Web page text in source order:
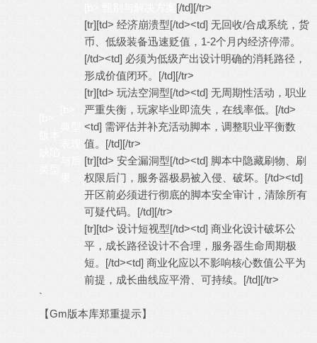
[/td][/tr>
[tr][td> 经济崩溃型[/td><td] 无回收/合成系统，货
币、低级装备迅速贬值，1-2个月内经济停滞。
[/td><td] 必须为低级产出设计明确的消耗路径，
形成价值闭环。[/td][/tr>
[tr][td> 玩法空洞型[/td><td] 无周期性活动，职业
严重失衡，玩家毕业即流失，在线率低。[/td>
<td] 需评估并补充活动脚本，调整职业平衡数
值。[/td][/tr>
[tr][td> 安全漏洞型[/td><td] 脚本中隐藏刷物、刷
权限后门，服务器极易被入侵、破坏。[/td><td]
开区前必须进行彻底的脚本安全审计，清除所有
可疑代码。[/td][/tr>
[tr][td> 设计短视型[/td><td] 商业化设计破坏公
平，成长路径设计不合理，服务器生命周期极
短。[/td><td] 商业化应以不影响核心数值公平为
前提，成长曲线应平滑、可持续。[/td][/tr>
`
【Gm版本库郑重提示】